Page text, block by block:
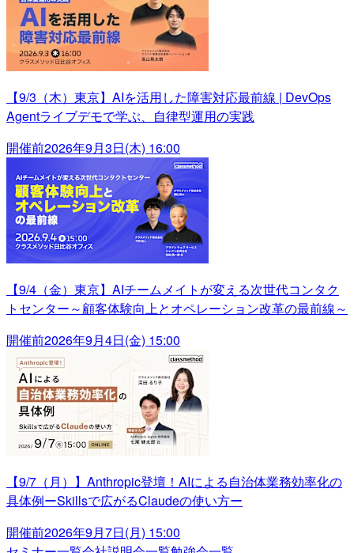
【9/3（木）東京】AIを活用した障害対応最前線 | DevOps
Agentライブデモで学ぶ、自律型運用の実践
開催前2026年9月3日(木) 16:00
【9/4（金）東京】AIチームメイトが変える次世代コンタク
トセンター～顧客体験向上とオペレーション改革の最前線～
開催前2026年9月4日(金) 15:00
【9/7（月）】Anthropic登壇！AIによる自治体業務効率化の
具体例ーSkillsで広がるClaudeの使い方ー
開催前2026年9月7日(月) 15:00